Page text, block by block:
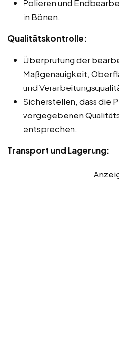
Polieren und
in Bönen.
Qualitätskontrolle:
Überprüfung der
Maßgenauigkeit,
und
Sicherstellen, dass die
vorgegebenen
entsprechen.
Transport und Lagerung: